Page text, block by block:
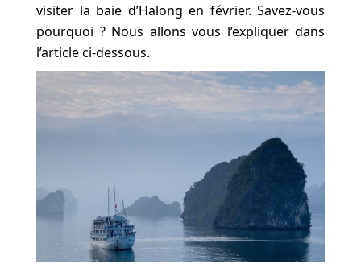
visiter la baie d’Halong en février. Savez-vous
pourquoi ? Nous allons vous l’expliquer dans
l’article ci-dessous.